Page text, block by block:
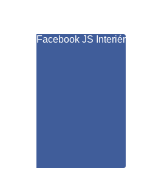
Facebook JS Interiér